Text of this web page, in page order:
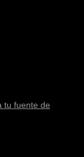
tu fuente de